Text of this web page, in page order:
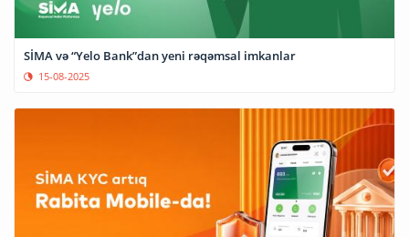
SİMA və “Yelo Bank”dan yeni rəqəmsal imkanlar
15-08-2025